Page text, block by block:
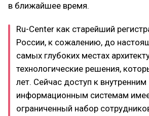
в ближайшее время.
Ru-Center как старейший
России, к сожалению, до
самых глубоких местах
технологические решения,
лет. Сейчас доступ к внутренним
информационным системам
ограниченный набор